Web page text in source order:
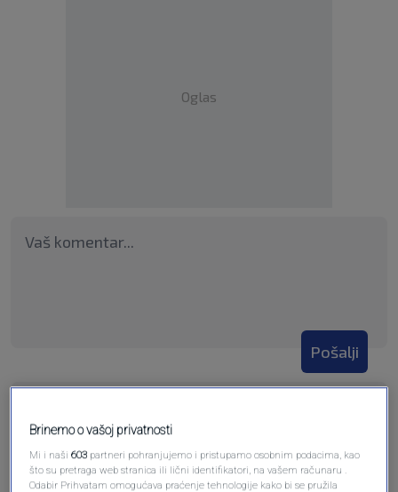
Oglas
Pošalji
Pošalji komentar
Brinemo o vašoj privatnosti
Mi i naši603 partneri pohranjujemo i pristupamo osobnim podacima, kao
što su pretraga web stranica ili lični identifikatori, na vašem računaru .
Odabir Prihvatam omogućava praćenje tehnologije kako bi se pružila